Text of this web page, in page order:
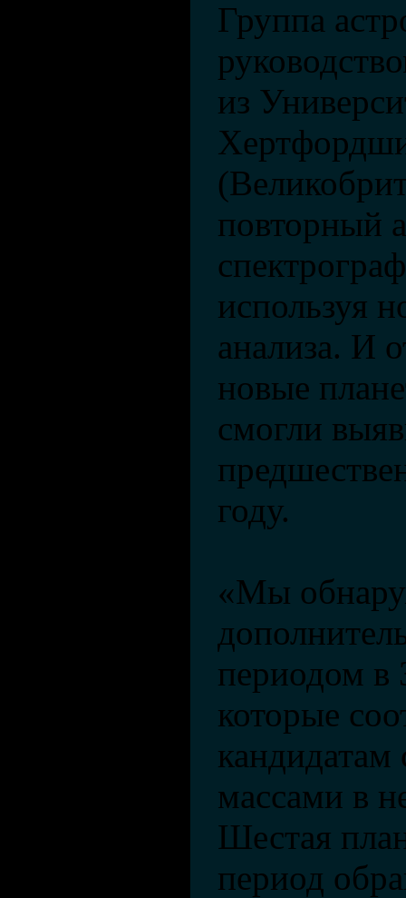
Группа
из
повторный
используя
анализа. И
новые
смогли
году.
«Мы
периодом в
которые
массами в
Шестая
период